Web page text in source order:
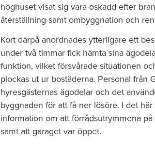
höghuset visat sig vara oskadd efter
återställning samt ombyggnation och
Kort därpå anordnades ytterligare ett
under två timmar fick hämta sina
funktion, vilket försvårade situationen
plockas ut ur bostäderna. Personal från
hyresgästernas ägodelar och det
byggnaden för att få ner lösöre. I det
information om att förrådsutrymmena
samt att garaget var öppet.